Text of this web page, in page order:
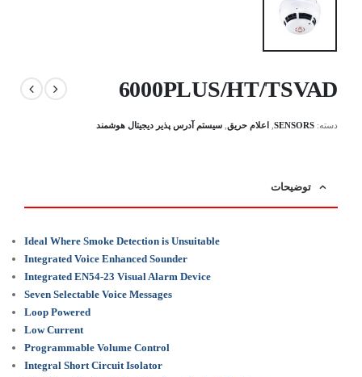
6000PLUS/HT/TSVAD
دسته: SENSORS اعلام حریق سیستم آدرس پذیر دیجیتال هوشمند
توضیحات
Ideal Where Smoke Detection is Unsuitable
Integrated Voice Enhanced Sounder
Integrated EN54-23 Visual Alarm Device
Seven Selectable Voice Messages
Loop Powered
Low Current
Programmable Volume Control
Integral Short Circuit Isolator